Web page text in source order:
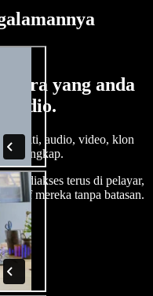
yang anda
royalti, audio, video, klon
lengkap.
diakses terus di pelayar,
mereka tanpa batasan.